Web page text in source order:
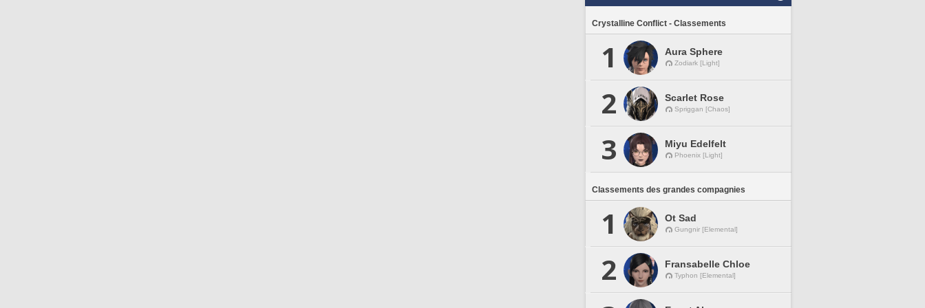
Crystalline Conflict - Classements
1 Aura Sphere
Zodiark [Light]
2 Scarlet Rose
Spriggan [Chaos]
3 Miyu Edelfelt
Phoenix [Light]
Classements des grandes compagnies
1 Ot Sad
Gungnir [Elemental]
2 Fransabelle Chloe
Typhon [Elemental]